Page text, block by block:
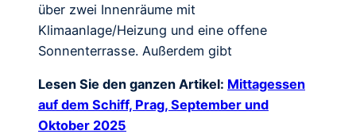
über zwei Innenräume mit
Klimaanlage/Heizung und eine offene
Sonnenterrasse. Außerdem gibt
Lesen Sie den ganzen Artikel: Mittagessen
auf dem Schiff, Prag, September und
Oktober 2025